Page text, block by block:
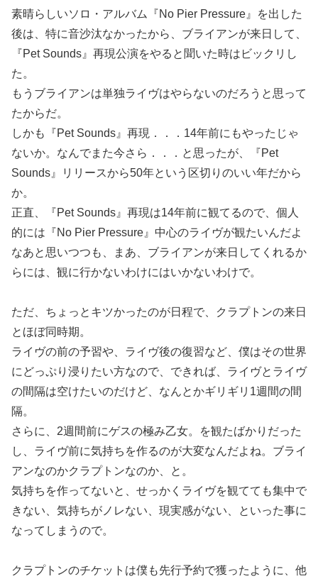
素晴らしいソロ・アルバム『No Pier Pressure』を出した
後は、特に音沙汰なかったから、ブライアンが来日して、
『Pet Sounds』再現公演をやると聞いた時はビックリし
た。
もうブライアンは単独ライヴはやらないのだろうと思って
たからだ。
しかも『Pet Sounds』再現．．．14年前にもやったじゃ
ないか。なんでまた今さら．．．と思ったが、『Pet
Sounds』リリースから50年という区切りのいい年だから
か。
正直、『Pet Sounds』再現は14年前に観てるので、個人
的には『No Pier Pressure』中心のライヴが観たいんだよ
なあと思いつつも、まあ、ブライアンが来日してくれるか
らには、観に行かないわけにはいかないわけで。
ただ、ちょっとキツかったのが日程で、クラプトンの来日
とほぼ同時期。
ライヴの前の予習や、ライヴ後の復習など、僕はその世界
にどっぷり浸りたい方なので、できれば、ライヴとライヴ
の間隔は空けたいのだけど、なんとかギリギリ1週間の間
隔。
さらに、2週間前にゲスの極み乙女。を観たばかりだった
し、ライヴ前に気持ちを作るのが大変なんだよね。ブライ
アンなのかクラプトンなのか、と。
気持ちを作ってないと、せっかくライヴを観てても集中で
きない、気持ちがノレない、現実感がない、といった事に
なってしまうので。
クラプトンのチケットは僕も先行予約で獲ったように、他